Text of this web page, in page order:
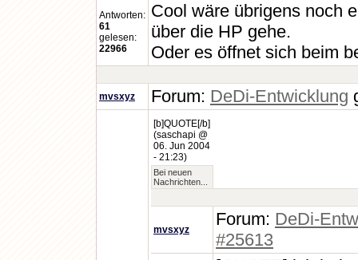
Antworten:
61
gelesen:
22966
Cool wäre übrigens noch
über die HP gehe.
Oder es öffnet sich beim
mvsxyz Forum: DeDi-Entwicklung
[b]QUOTE[/b]
(saschapi @
06. Jun 2004
- 21:23)
Bei neuen
Nachrichten...
mvsxyz
Forum: DeDi-
#25613